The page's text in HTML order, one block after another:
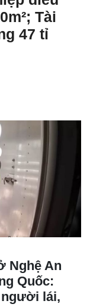
Tài
47 tỉ
Nghệ An
Quốc:
người lái,